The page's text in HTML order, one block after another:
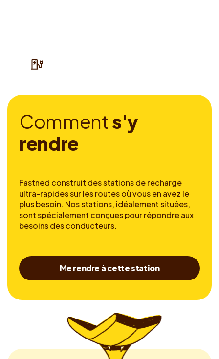
Comment s'y
rendre
Fastned construit des stations de recharge
ultra-rapides sur les routes où vous en avez le
plus besoin. Nos stations, idéalement situées,
sont spécialement conçues pour répondre aux
besoins des conducteurs.
Me rendre à cette station